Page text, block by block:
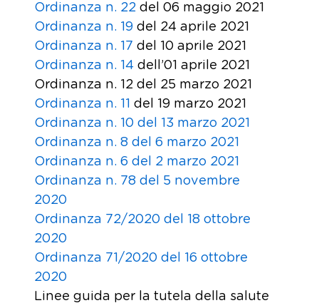
Ordinanza n. 22 del 06 maggio 2021
Ordinanza n. 19 del 24 aprile 2021
Ordinanza n. 17 del 10 aprile 2021
Ordinanza n. 14 dell’01 aprile 2021
Ordinanza n. 12 del 25 marzo 2021
Ordinanza n. 11 del 19 marzo 2021
Ordinanza n. 10 del 13 marzo 2021
Ordinanza n. 8 del 6 marzo 2021
Ordinanza n. 6 del 2 marzo 2021
Ordinanza n. 78 del 5 novembre
2020
Ordinanza 72/2020 del 18 ottobre
2020
Ordinanza 71/2020 del 16 ottobre
2020
Linee guida per la tutela della salute